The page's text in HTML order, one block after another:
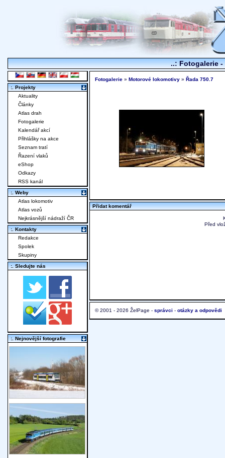
..: Fotogalerie -
Fotogalerie » Motorové lokomotivy » Řada 750.7
Přidat komentář
Před
© 2001 - 2026 ŽelPage - správci - otázky a odpovědi
:. Projekty
Aktuality
Články
Atlas drah
Fotogalerie
Kalendář akcí
Přihlášky na akce
Seznam tratí
Řazení vlaků
eShop
Odkazy
RSS kanál
:. Weby
Atlas lokomotiv
Atlas vozů
Nejkrásnější nádraží ČR
:. Kontakty
Redakce
Spolek
Skupiny
:. Sledujte nás
:. Nejnovější fotografie